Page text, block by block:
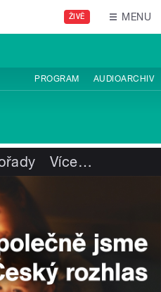
ŽIVĚ MENU
PROGRAM AUDIOARCHIV
Více…